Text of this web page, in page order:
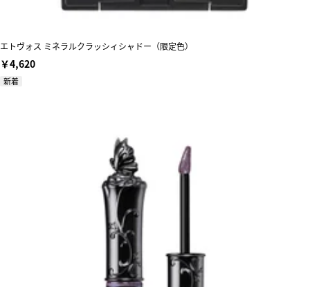
エトヴォス ミネラルクラッシィシャドー（限定色）
￥4,620
新着